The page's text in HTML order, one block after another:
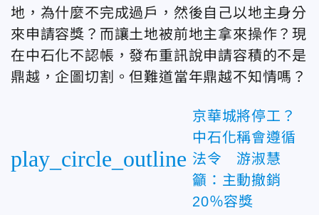
地，為什麼不完成過戶，然後自己以地主身分
來申請容獎？而讓土地被前地主拿來操作？現
在中石化不認帳，發布重訊說申請容積的不是
鼎越，企圖切割。但難道當年鼎越不知情嗎？
play_circle_outline
京華城將停工？
中石化稱會遵循
法令 游淑慧
籲：主動撤銷
20％容獎